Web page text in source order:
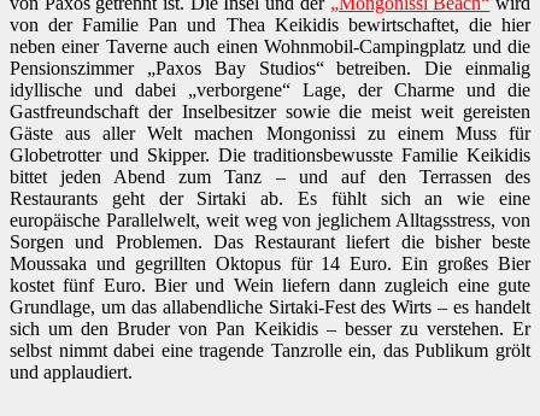
von der Familie Pan und Thea Keikidis bewirtschaftet, die hier
neben einer Taverne auch einen Wohnmobil-Campingplatz und die
Pensionszimmer „Paxos Bay Studios“ betreiben. Die einmalig
idyllische und dabei „verborgene“ Lage, der Charme und die
Gastfreundschaft der Inselbesitzer sowie die meist weit gereisten
Gäste aus aller Welt machen Mongonissi zu einem Muss für
Globetrotter und Skipper. Die traditionsbewusste Familie Keikidis
bittet jeden Abend zum Tanz – und auf den Terrassen des
Restaurants geht der Sirtaki ab. Es fühlt sich an wie eine
europäische Parallelwelt, weit weg von jeglichem Alltagsstress, von
Sorgen und Problemen. Das Restaurant liefert die bisher beste
Moussaka und gegrillten Oktopus für 14 Euro. Ein großes Bier
kostet fünf Euro. Bier und Wein liefern dann zugleich eine gute
Grundlage, um das allabendliche Sirtaki-Fest des Wirts – es handelt
sich um den Bruder von Pan Keikidis – besser zu verstehen. Er
selbst nimmt dabei eine tragende Tanzrolle ein, das Publikum grölt
und applaudiert.